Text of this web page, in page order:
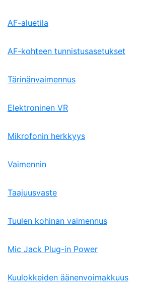
AF-aluetila
AF-kohteen tunnistusasetukset
Tärinänvaimennus
Elektroninen VR
Mikrofonin herkkyys
Vaimennin
Taajuusvaste
Tuulen kohinan vaimennus
Mic Jack Plug-in Power
Kuulokkeiden äänenvoimakkuus